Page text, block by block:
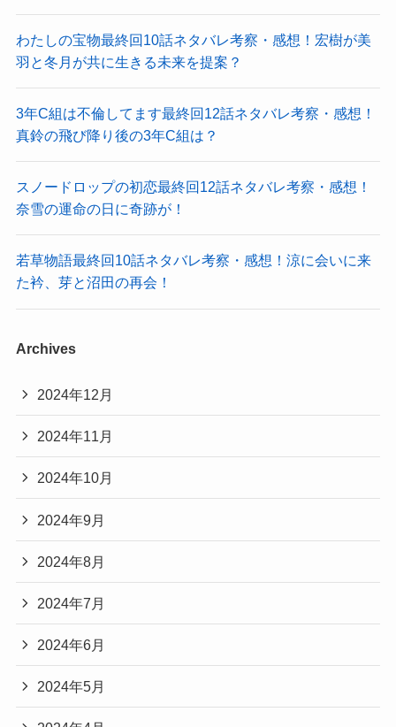
わたしの宝物最終回10話ネタバレ考察・感想！宏樹が美
羽と冬月が共に生きる未来を提案？
3年C組は不倫してます最終回12話ネタバレ考察・感想！
真鈴の飛び降り後の3年C組は？
スノードロップの初恋最終回12話ネタバレ考察・感想！
奈雪の運命の日に奇跡が！
若草物語最終回10話ネタバレ考察・感想！涼に会いに来
た衿、芽と沼田の再会！
Archives
2024年12月
2024年11月
2024年10月
2024年9月
2024年8月
2024年7月
2024年6月
2024年5月